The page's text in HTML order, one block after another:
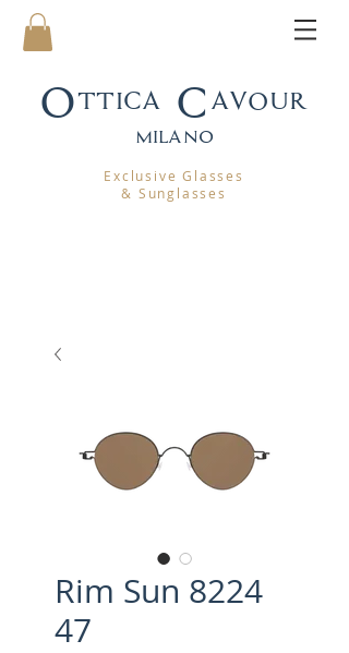
Ottica Cavour
milano
Exclusive Glasses
& Sunglasses
Rim Sun 8224
47